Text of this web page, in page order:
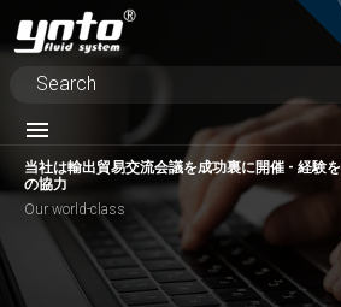
当社は輸出貿易交流会議を成功裏に開催 - 経験
の協力
Our world-class